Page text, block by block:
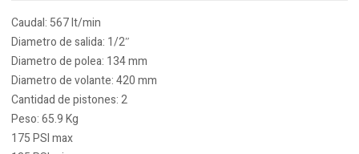
Caudal: 567 lt/min
Diametro de salida: 1/2″
Diametro de polea: 134 mm
Diametro de volante: 420 mm
Cantidad de pistones: 2
Peso: 65.9 Kg
175 PSI max